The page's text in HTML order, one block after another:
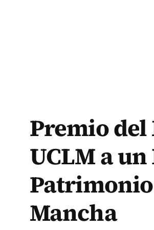
Premio del
UCLM a
Mancha